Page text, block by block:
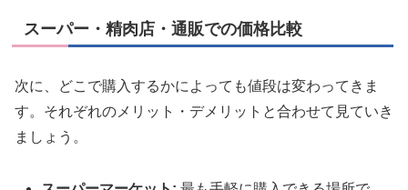
スーパー・精肉店・通販での価格比較
次に、どこで購入するかによっても値段は変わってきま
す。それぞれのメリット・デメリットと合わせて見ていき
ましょう。